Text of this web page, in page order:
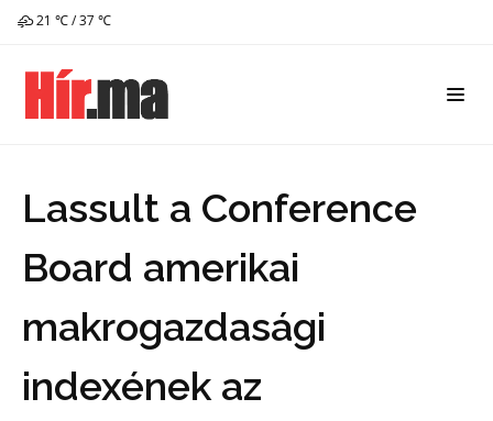
21 ℃ / 37 ℃
Lassult a Conference
Board amerikai
makrogazdasági
indexének az